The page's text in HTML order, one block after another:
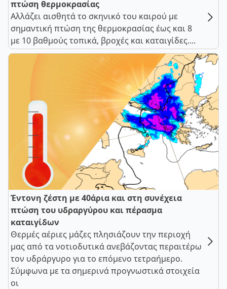
πτώση θερμοκρασίας
Αλλάζει αισθητά το σκηνικό του καιρού με
σημαντική πτώση της θερμοκρασίας έως και 8
με 10 βαθμούς τοπικά, βροχές και καταιγίδες....
Έντονη ζέστη με 40άρια και στη συνέχεια
πτώση του υδραργύρου και πέρασμα
καταιγίδων
Θερμές αέριες μάζες πλησιάζουν την περιοχή
μας από τα νοτιοδυτικά ανεβάζοντας περαιτέρω
τον υδράργυρο για το επόμενο τετραήμερο.
Σύμφωνα με τα σημερινά προγνωστικά στοιχεία
οι